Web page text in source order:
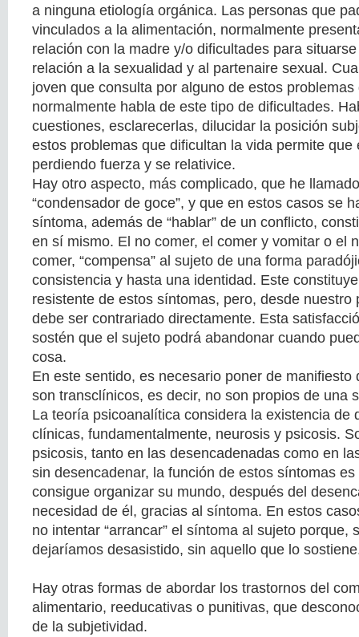
a ninguna etiología orgánica. Las personas que
vinculados a la alimentación, normalmente
relación con la madre y/o dificultades para
relación a la sexualidad y al partenaire sexual.
joven que consulta por alguno de estos
normalmente habla de este tipo de dificultades.
cuestiones, esclarecerlas, dilucidar la posición
estos problemas que dificultan la vida permite que
perdiendo fuerza y se relativice.
Hay otro aspecto, más complicado, que he
“condensador de goce”, y que en estos casos se
síntoma, además de “hablar” de un conflicto,
en sí mismo. El no comer, el comer y vomitar o el
comer, “compensa” al sujeto de una forma
consistencia y hasta una identidad. Este
resistente de estos síntomas, pero, desde nuestro
debe ser contrariado directamente. Esta
sostén que el sujeto podrá abandonar cuando
cosa.
En este sentido, es necesario poner de manifiesto
son transclínicos, es decir, no son propios de una
La teoría psicoanalítica considera la existencia de
clínicas, fundamentalmente, neurosis y psicosis.
psicosis, tanto en las desencadenadas como en
sin desencadenar, la función de estos síntomas
consigue organizar su mundo, después del
necesidad de él, gracias al síntoma. En estos
no intentar “arrancar” el síntoma al sujeto porque,
dejaríamos desasistido, sin aquello que lo
Hay otras formas de abordar los trastornos del
alimentario, reeducativas o punitivas, que
de la subjetividad.